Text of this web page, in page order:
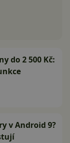
do 2 500 Kč:
v Android 9?